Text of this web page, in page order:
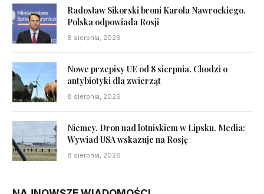
Radosław Sikorski broni Karola Nawrockiego.
Polska odpowiada Rosji
8 sierpnia, 2026
Nowe przepisy UE od 8 sierpnia. Chodzi o
antybiotyki dla zwierząt
8 sierpnia, 2026
Niemcy. Dron nad lotniskiem w Lipsku. Media:
Wywiad USA wskazuje na Rosję
8 sierpnia, 2026